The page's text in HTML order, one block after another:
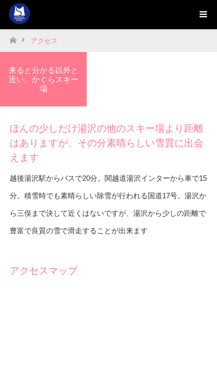
ホーム
アクセス
来ると分かる以外と
近い、かぐらスキー
場
ほんの少しだけ湯沢の他のスキー場より距離
はありますが、その分素晴らしい雪質に出会
えます
越後湯沢駅からバスで20分。関越道湯沢インターから車で15
分。積雪時でも素晴らしい除雪が行われる国道17号。湯沢か
ら三俣まで決して近くはないですが、湯沢から少しの距離で
豊富で良質の雪で滑走することが出来ます
アクセスマップ